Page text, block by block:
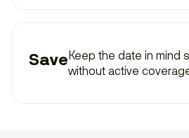
SaveKeep the date in mind
without active